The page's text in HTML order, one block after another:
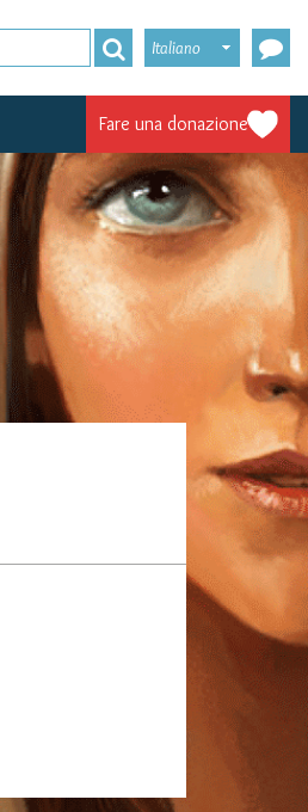
Italiano
Fare una donazione